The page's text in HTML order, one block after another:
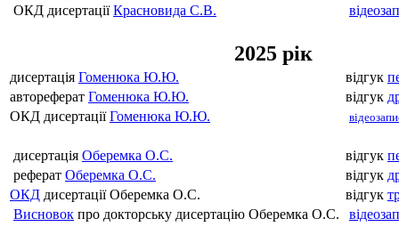
ОКД дисертаціїКрасновида С.В.
2025 рік
дисертація Гоменюка Ю.Ю. відгук
автореферат Гоменюка Ю.Ю. відгук
ОКД дисертаціїГоменюка Ю.Ю.
дисертація Оберемка О.С. відгук
реферат Оберемка О.С. відгук
ОКД дисертації Оберемка О.С. відгук
Висновок про докторську дисертацію Оберемка О.С.